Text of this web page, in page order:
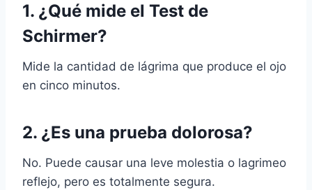
1. ¿Qué mide el Test de
Schirmer?
Mide la cantidad de lágrima que produce el ojo
en cinco minutos.
2. ¿Es una prueba dolorosa?
No. Puede causar una leve molestia o lagrimeo
reflejo, pero es totalmente segura.